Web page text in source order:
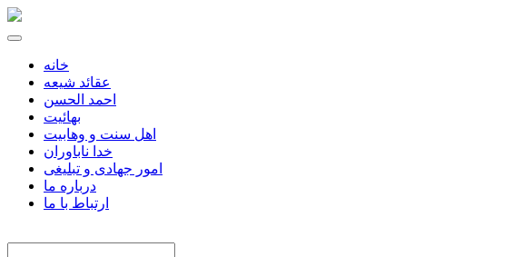
خانه
عقائد شیعه
احمد الحسن
بهائیت
اهل سنت و وهابیت
خدا ناباوران
امور جهادی و تبلیغی
درباره ما
ارتباط با ما